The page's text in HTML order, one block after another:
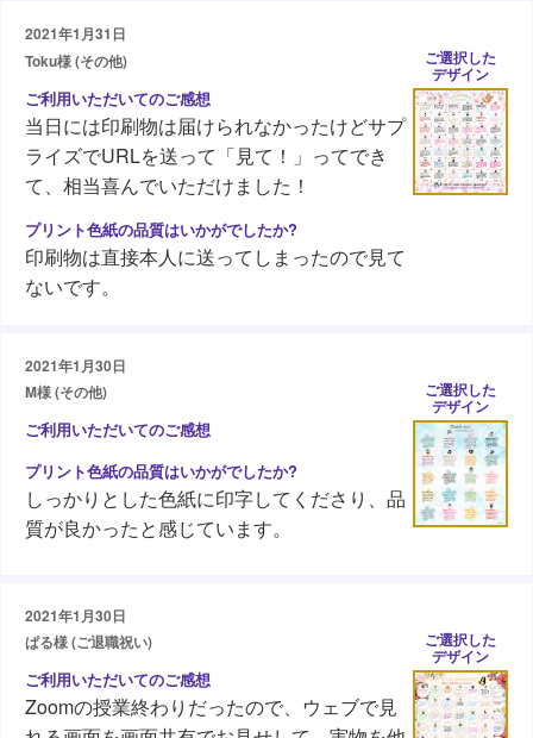
2021年1月31日
Toku様 (その他)
当日には印刷物は届けられなかったけどサプ
ライズでURLを送って「見て！」ってでき
て、相当喜んでいただけました！
印刷物は直接本人に送ってしまったので見て
ないです。
ご選択した
デザイン
2021年1月30日
M様 (その他)
しっかりとした色紙に印字してくださり、品
質が良かったと感じています。
ご選択した
デザイン
2021年1月30日
ぱる様 (ご退職祝い)
Zoomの授業終わりだったので、ウェブで見
ご選択した
デザイン